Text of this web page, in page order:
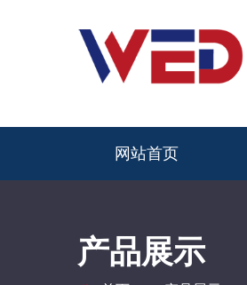
网站首页
产品展示